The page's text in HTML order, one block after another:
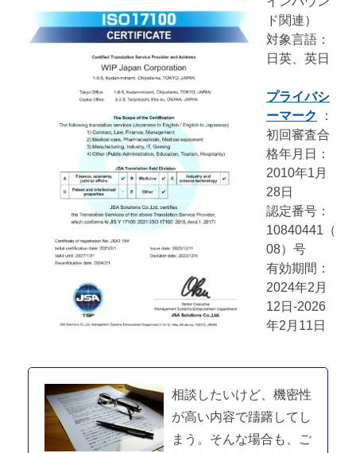
ド関連）
対象言語：
日英、英日
プライバシ
ーマーク
：
初回審査合
格年月日：
2010年1月
28日
認定番号：
10840441（
08）号
有効期間：
2024年2月
12日-2026
年2月11日
相談したいけど、機密性
が高い内容で躊躇してし
まう。そんな場合も、ご